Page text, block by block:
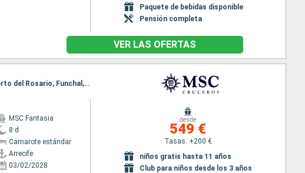
Paquete de bebidas disponible
Pensión completa
VER LAS OFERTAS
Itinerario : Arrecife, Las Palmas, Santa Cruz de la Palma, Santa Cruz de Tenerife, Puerto del Rosario, Funchal, Arrecife
MSC Fantasia
8 d
Camarote estándar
Arrecife
03/02/2028
desde
549 €
Tasas: +200 €
niños gratis hasta 11 años
Club para niños desde los 3 años